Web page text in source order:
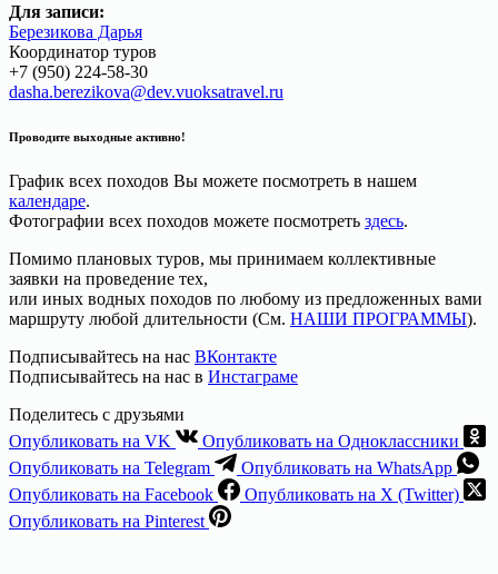
Для записи:
Березикова Дарья
Координатор туров
+7 (950) 224-58-30
dasha.berezikova@dev.vuoksatravel.ru
Проводите выходные активно!
График всех походов Вы можете посмотреть в нашем
календаре.
Фотографии всех походов можете посмотреть здесь.
Помимо плановых туров, мы принимаем коллективные
заявки на проведение тех,
или иных водных походов по любому из предложенных вами
маршруту любой длительности (См. НАШИ ПРОГРАММЫ).
Подписывайтесь на нас ВКонтакте
Подписывайтесь на нас в Инстаграме
Поделитесь с друзьями
Опубликовать на VK
Опубликовать на Одноклассники
Опубликовать на Telegram
Опубликовать на WhatsApp
Опубликовать на Facebook
Опубликовать на X (Twitter)
Опубликовать на Pinterest